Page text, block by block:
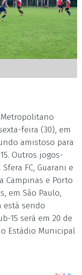
feira (30), em
amistoso para
Outros jogos-
FC, Guarani e
Campinas e Porto
em São Paulo,
está sendo
15 será em 20 de
Estádio Municipal